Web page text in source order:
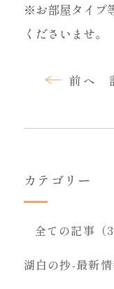
※お部屋タイプ
くださいませ。
前へ
カテゴリー
全ての記事（
湖白の抄‐最新情